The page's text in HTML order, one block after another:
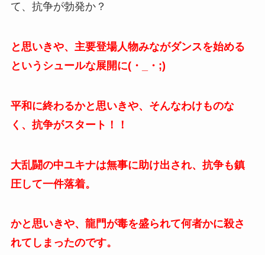
て、抗争が勃発か？
と思いきや、主要登場人物みながダンスを始める
というシュールな展開に(・_・;)
平和に終わるかと思いきや、そんなわけものな
く、抗争がスタート！！
大乱闘の中ユキナは無事に助け出され、抗争も鎮
圧して一件落着。
かと思いきや、龍門が毒を盛られて何者かに殺さ
れてしまったのです。